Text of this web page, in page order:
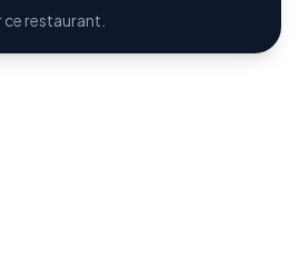
restaurant.